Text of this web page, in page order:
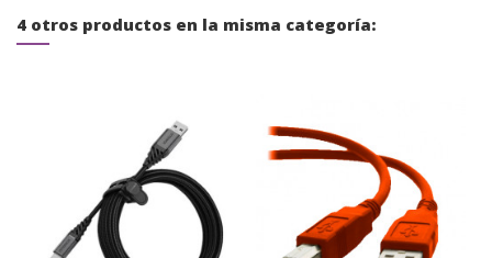
4 otros productos en la misma categoría: